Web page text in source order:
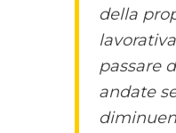
della
passare
andate